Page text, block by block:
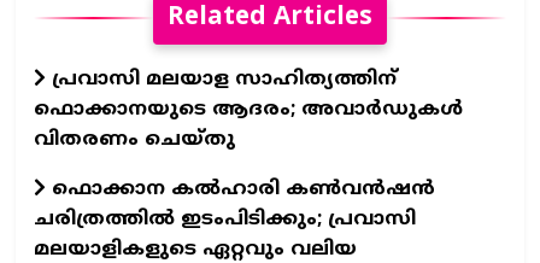
Related Articles
പ്രവാസി മലയാള സാഹിത്യത്തിന്
ഫൊക്കാനയുടെ ആദരം; അവാർഡുകൾ
വിതരണം ചെയ്തു
ഫൊക്കാന കൽഹാരി കൺവൻഷൻ
ചരിത്രത്തിൽ ഇടംപിടിക്കും; പ്രവാസി
മലയാളികളുടെ ഏറ്റവും വലിയ